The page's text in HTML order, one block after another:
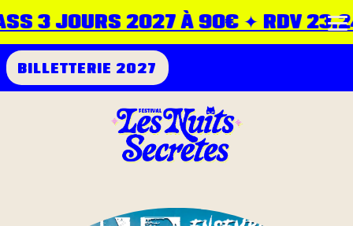
3 JOURS 2027 À 90€ ✦ RDV
BILLETTERIE 2027